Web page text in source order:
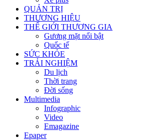
QUẢN TRỊ
THƯƠNG HIỆU
THẾ GIỚI THƯƠNG GIA
Gương mặt nổi bật
Quốc tế
SỨC KHỎE
TRẢI NGHIỆM
Du lịch
Thời trang
Đời sống
Multimedia
Infographic
Video
Emagazine
Epaper